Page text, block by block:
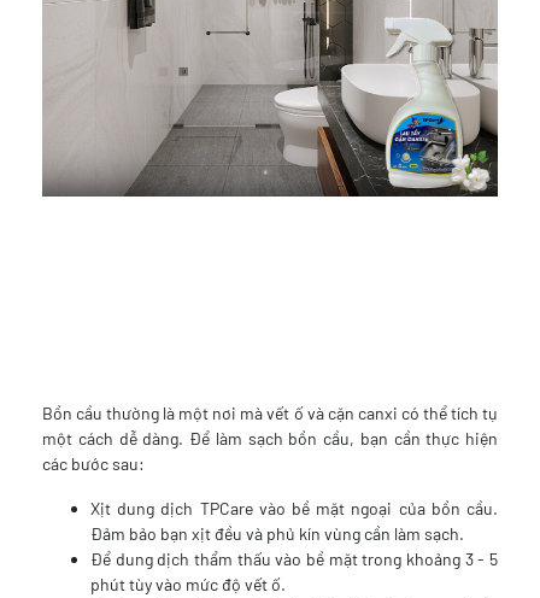
Bồn cầu thường là một nơi mà vết ố và cặn canxi có thể tích tụ
một cách dễ dàng. Để làm sạch bồn cầu, bạn cần thực hiện
các bước sau:
Xịt dung dịch TPCare vào bề mặt ngoại của bồn cầu.
Đảm bảo bạn xịt đều và phủ kín vùng cần làm sạch.
Để dung dịch thẩm thấu vào bề mặt trong khoảng 3 - 5
phút tùy vào mức độ vết ố.